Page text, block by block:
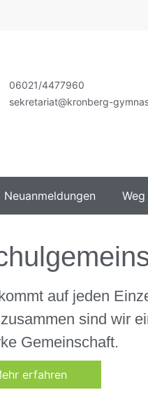
06021/4477960
sekretariat@kronberg-
Neuanmeldungen
auf jeden
sind wir
Gemeinschaft.
erfahren